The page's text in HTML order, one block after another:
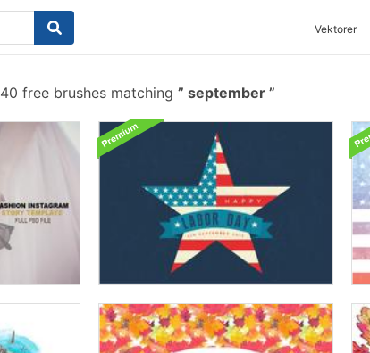
Vektorer
40 free brushes matching september